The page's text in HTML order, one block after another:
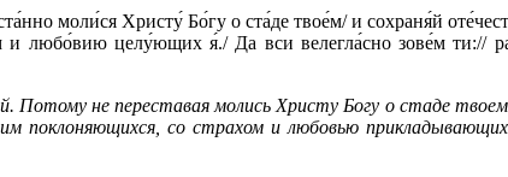
моли́ся Христу́ Бо́гу о ста́де твое́м/ и сохраня́й
целу́ющих я́./ Да вси велегла́сно зове́м ти://
Потому не переставая молись Христу Богу о стаде
со страхом и любовью